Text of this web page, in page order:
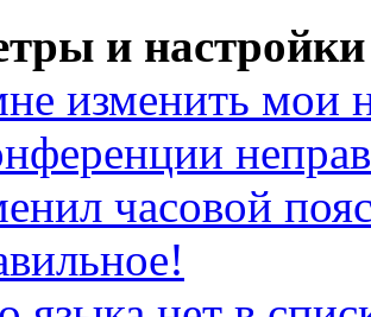
и настройки
изменить мои
часовой